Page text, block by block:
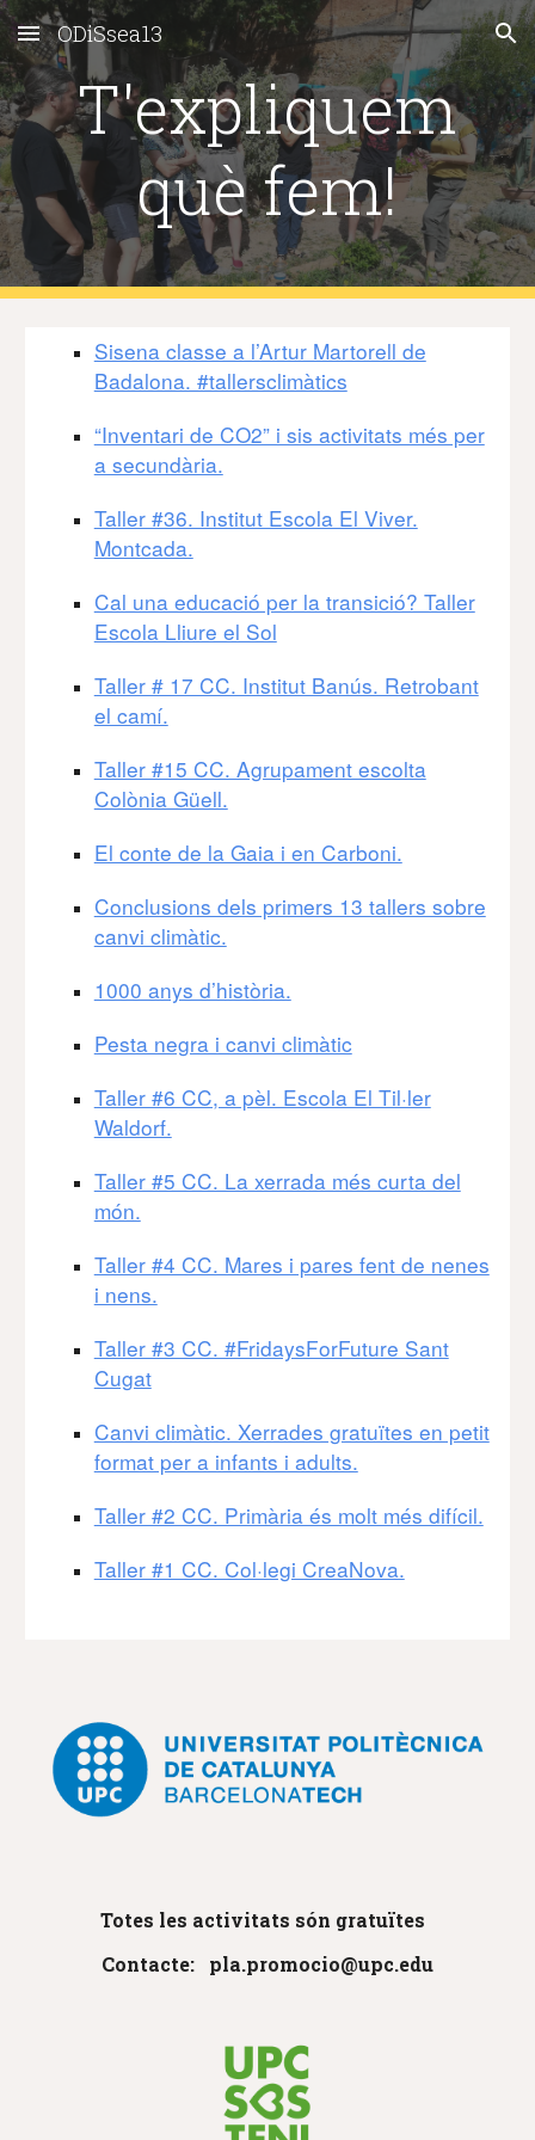
Skip to main content Skip to navigation
ODiSsea13
T'expliquem
què fem!
Sisena classe a l’Artur Martorell de
Badalona. #tallersclimàtics
“Inventari de CO2” i sis activitats més per
a secundària.
Taller #36. Institut Escola El Viver.
Montcada.
Cal una educació per la transició? Taller
Escola Lliure el Sol
Taller # 17 CC. Institut Banús. Retrobant
el camí.
Taller #15 CC. Agrupament escolta
Colònia Güell.
El conte de la Gaia i en Carboni.
Conclusions dels primers 13 tallers sobre
canvi climàtic.
1000 anys d’història.
Pesta negra i canvi climàtic
Taller #6 CC, a pèl. Escola El Til·ler
Waldorf.
Taller #5 CC. La xerrada més curta del
món.
Taller #4 CC. Mares i pares fent de nenes
i nens.
Taller #3 CC. #FridaysForFuture Sant
Cugat
Canvi climàtic. Xerrades gratuïtes en petit
format per a infants i adults.
Taller #2 CC. Primària és molt més difícil.
Taller #1 CC. Col·legi CreaNova.
Totes les activitats són gratuïtes
Contacte: pla.promocio@upc.edu